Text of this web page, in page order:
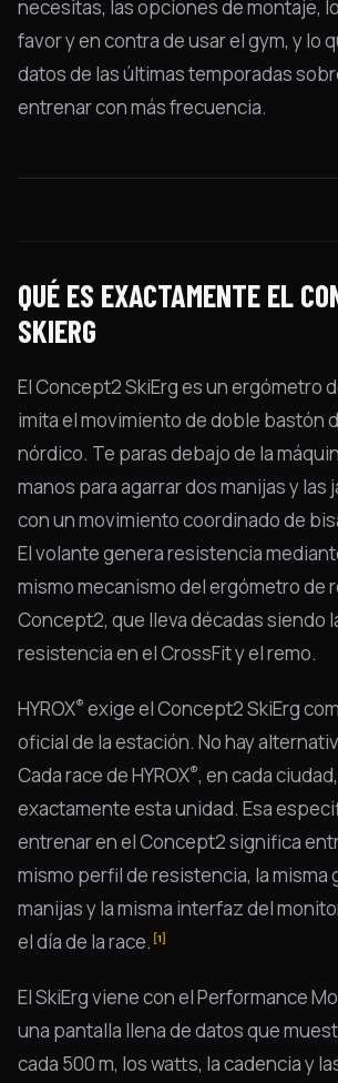
necesitas, las opciones de montaje,
favor y en contra de usar el gym, y lo
datos de las últimas temporadas
entrenar con más frecuencia.
QUÉ ES EXACTAMENTE EL
SKIERG
El Concept2 SkiErg es un ergómetro
imita el movimiento de doble bastón
nórdico. Te paras debajo de la
manos para agarrar dos manijas y las
con un movimiento coordinado de
El volante genera resistencia
mismo mecanismo del ergómetro de
Concept2, que lleva décadas siendo
resistencia en el CrossFit y el remo.
HYROX® exige el Concept2 SkiErg
oficial de la estación. No hay
Cada race de HYROX®, en cada
exactamente esta unidad. Esa
entrenar en el Concept2 significa
mismo perfil de resistencia, la misma
manijas y la misma interfaz del
el día de la race. [1]
El SkiErg viene con el Performance
una pantalla llena de datos que
cada 500 m, los watts, la cadencia y